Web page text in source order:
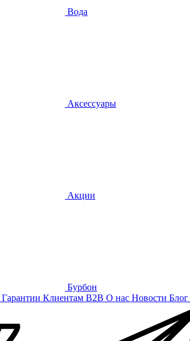
Вода
Аксессуары
Акции
Бурбон
Гарантии Клиентам B2B О нас Новости Блог